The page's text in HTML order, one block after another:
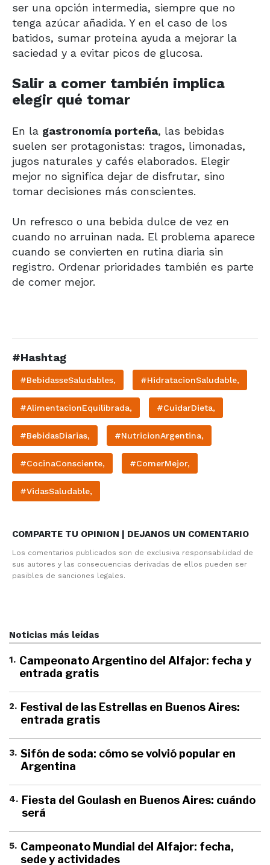
ser una opción intermedia, siempre que no
tenga azúcar añadida. Y en el caso de los
batidos, sumar proteína ayuda a mejorar la
saciedad y a evitar picos de glucosa.
Salir a comer también implica
elegir qué tomar
En la gastronomía porteña, las bebidas
suelen ser protagonistas: tragos, limonadas,
jugos naturales y cafés elaborados. Elegir
mejor no significa dejar de disfrutar, sino
tomar decisiones más conscientes.
Un refresco o una bebida dulce de vez en
cuando no arruinan nada. El problema aparece
cuando se convierten en rutina diaria sin
registro. Ordenar prioridades también es parte
de comer mejor.
#Hashtag
#BebidasseSaludables, #HidratacionSaludable,
#AlimentacionEquilibrada, #CuidarDieta,
#BebidasDiarias, #NutricionArgentina,
#CocinaConsciente, #ComerMejor,
#VidasSaludable,
COMPARTE TU OPINION | DEJANOS UN COMENTARIO
Los comentarios publicados son de exclusiva responsabilidad de
sus autores y las consecuencias derivadas de ellos pueden ser
pasibles de sanciones legales.
Noticias más leídas
1. Campeonato Argentino del Alfajor: fecha y
entrada gratis
2. Festival de las Estrellas en Buenos Aires:
entrada gratis
3. Sifón de soda: cómo se volvió popular en
Argentina
4. Fiesta del Goulash en Buenos Aires: cuándo
será
5. Campeonato Mundial del Alfajor: fecha,
sede y actividades